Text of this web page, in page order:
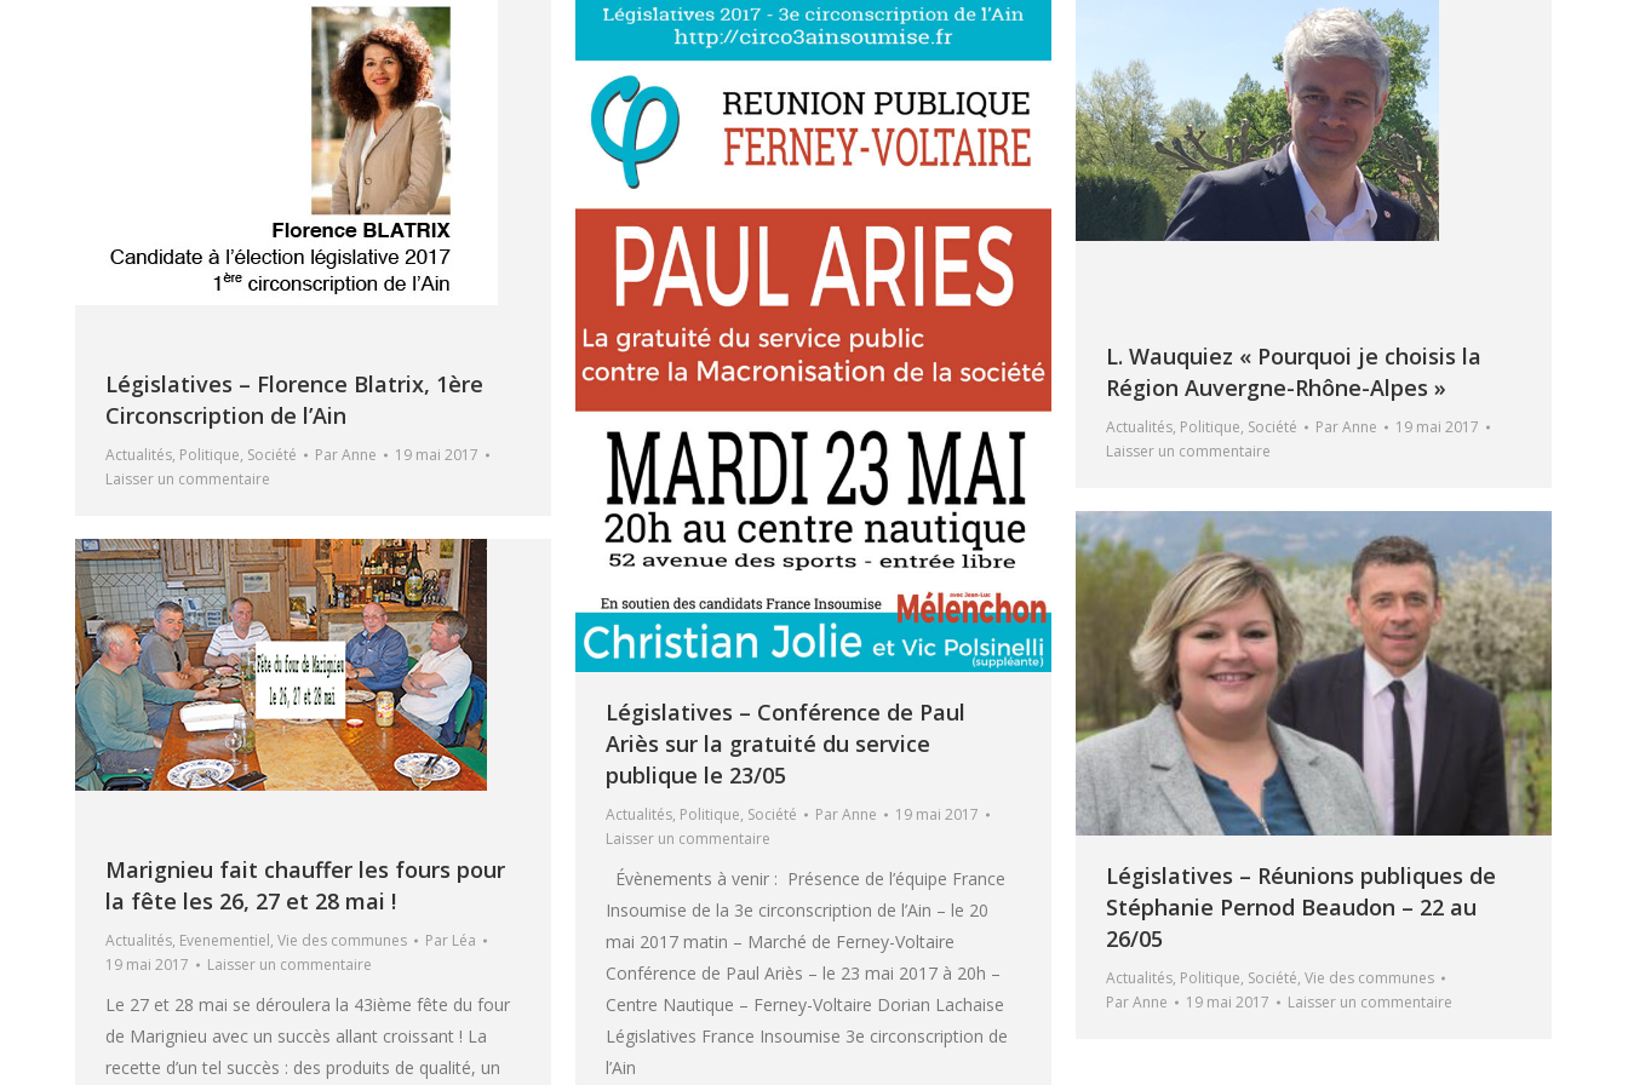
Législatives – Florence Blatrix, 1ère
Circonscription de l’Ain
Actualités, Politique, Société ParAnne
19 mai 2017
Laisser un commentaire
Législatives – Conférence de Paul
Ariès sur la gratuité du service
publique le 23/05
Actualités, Politique, Société ParAnne
19 mai 2017
Laisser un commentaire
Évènements à venir : Présence de l’équipe France
Insoumise de la 3e circonscription de l’Ain – le 20
mai 2017 matin – Marché de Ferney-Voltaire
Conférence de Paul Ariès – le 23 mai 2017 à 20h –
Centre Nautique – Ferney-Voltaire Dorian Lachaise
Législatives France Insoumise 3e circonscription de
l’Ain
L. Wauquiez « Pourquoi je choisis la
Région Auvergne-Rhône-Alpes »
Actualités, Politique, Société ParAnne
19 mai 2017
Laisser un commentaire
Législatives – Réunions publiques de
Stéphanie Pernod Beaudon – 22 au
26/05
Actualités, Politique, Société, Vie des communes
ParAnne 19 mai 2017 Laisser un commentaire
Marignieu fait chauffer les fours pour
la fête les 26, 27 et 28 mai !
Actualités, Evenementiel, Vie des communes Par Léa
19 mai 2017
Laisser un commentaire
Le 27 et 28 mai se déroulera la 43ième fête du four
de Marignieu avec un succès allant croissant ! La
recette d’un tel succès : des produits de qualité, un